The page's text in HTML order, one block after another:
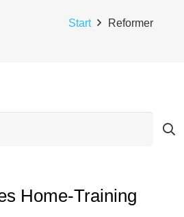
Start Reformer
Home-Training